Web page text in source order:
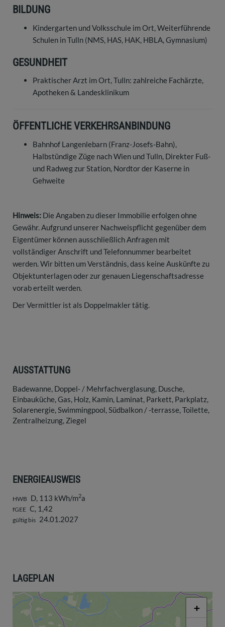
BILDUNG
Kindergarten und Volksschule im Ort, Weiterführende
Schulen in Tulln (NMS, HAS, HAK, HBLA, Gymnasium)
GESUNDHEIT
Praktischer Arzt im Ort, Tulln: zahlreiche Fachärzte,
Apotheken & Landesklinikum
ÖFFENTLICHE VERKEHRSANBINDUNG
Bahnhof Langenlebarn (Franz-Josefs-Bahn),
Halbstündige Züge nach Wien und Tulln, Direkter Fuß-
und Radweg zur Station, Nordtor der Kaserne in
Gehweite
Hinweis: Die Angaben zu dieser Immobilie erfolgen ohne
Gewähr. Aufgrund unserer Nachweispflicht gegenüber dem
Eigentümer können ausschließlich Anfragen mit
vollständiger Anschrift und Telefonnummer bearbeitet
werden. Wir bitten um Verständnis, dass keine Auskünfte zu
Objektunterlagen oder zur genauen Liegenschaftsadresse
vorab erteilt werden.
Der Vermittler ist als Doppelmakler tätig.
AUSSTATTUNG
Badewanne Doppel- / Mehrfachverglasung Dusche
Einbauküche Gas Holz Kamin Laminat Parkett Parkplatz
Solarenergie Swimmingpool Südbalkon / -terrasse Toilette
Zentralheizung Ziegel
ENERGIEAUSWEIS
HWB D, 113 kWh/m2a
fGEE C, 1,42
gültig bis 24.01.2027
LAGEPLAN
+